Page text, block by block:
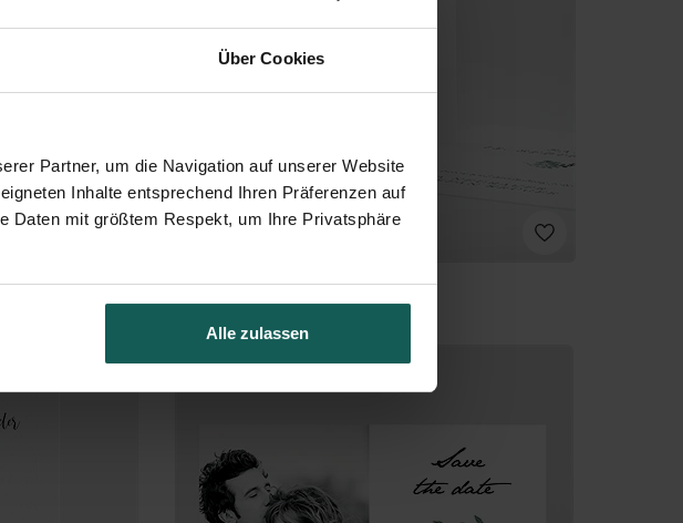
Über Cookies
Partner, um die Navigation auf unserer Website
Inhalte entsprechend Ihren Präferenzen auf
Daten mit größtem Respekt, um Ihre Privatsphäre
Alle zulassen
- Gold